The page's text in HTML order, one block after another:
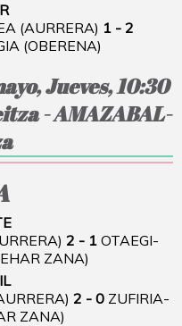
(AURRERA) 1 - 2
(OBERENA)
Jueves, 10:30
- AMAZABAL-
2 - 1OTAEGI-
ZANA)
2 - 0ZUFIRIA-
ZANA)